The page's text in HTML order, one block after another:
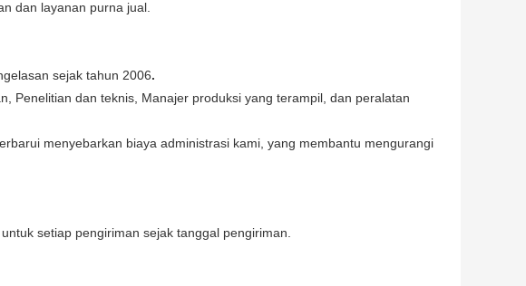
dan layanan purna jual.
sejak tahun 2006.
Penelitian dan teknis, Manajer produksi yang terampil, dan peralatan
menyebarkan biaya administrasi kami, yang membantu mengurangi
setiap pengiriman sejak tanggal pengiriman.